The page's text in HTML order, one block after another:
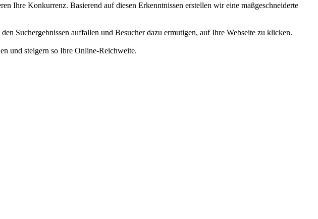
Ihre Konkurrenz. Basierend auf diesen Erkenntnissen erstellen wir eine maßgeschneiderte
Suchergebnissen auffallen und Besucher dazu ermutigen, auf Ihre Webseite zu klicken.
und steigern so Ihre Online-Reichweite.